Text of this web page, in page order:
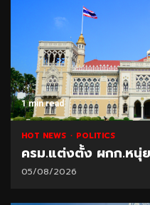
1 min read
HOT NEWS POLITICS
ครม.แต่งตั้ง ผกก.หนุ่
05/08/2026